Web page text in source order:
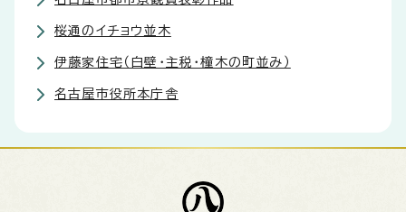
桜通のイチョウ並木
伊藤家住宅（白壁・主税・橦木の町並み）
名古屋市役所本庁舎